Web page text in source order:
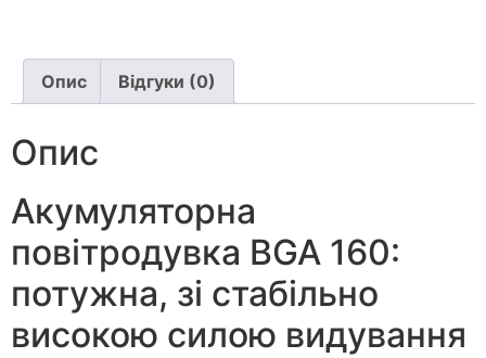
Опис Відгуки (0)
Опис
Акумуляторна
повітродувка BGA 160:
потужна, зі стабільно
високою силою видування